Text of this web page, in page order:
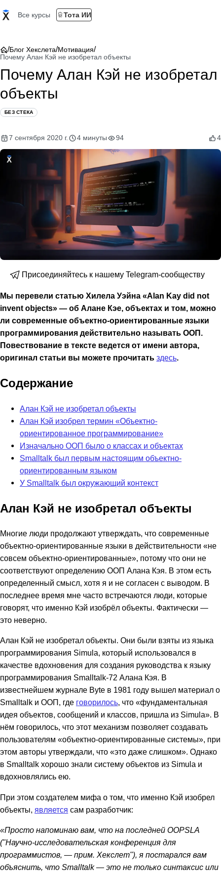
Все курсы Тота ИИ
/Блог Хекслета/Мотивация/
Почему Алан Кэй не изобретал объекты
Почему Алан Кэй не изобретал
объекты
БЕЗ СТЕКА
7 сентября 2020 г. 4 минуты 94 4
Присоединяйтесь к нашему Telegram-сообществу
Мы перевели статью Хилела Уэйна «Alan Kay did not
invent objects» — об Алане Кэе, объектах и том, можно
ли современные объектно-ориентированные языки
программирования действительно называть ООП.
Повествование в тексте ведется от имени автора,
оригинал статьи вы можете прочитать здесь.
Содержание
Алан Кэй не изобретал объекты
Алан Кэй изобрел термин «Объектно-
ориентированное программирование»
Изначально ООП было о классах и объектах
Smalltalk был первым настоящим объектно-
ориентированным языком
У Smalltalk был окружающий контекст
Алан Кэй не изобретал объекты
Многие люди продолжают утверждать, что современные
объектно-ориентированные языки в действительности «не
совсем объектно-ориентированные», потому что они не
соответствуют определению ООП Алана Кэя. В этом есть
определенный смысл, хотя я и не согласен с выводом. В
последнее время мне часто встречаются люди, которые
говорят, что именно Кэй изобрёл объекты. Фактически —
это неверно.
Алан Кэй не изобретал объекты. Они были взяты из языка
программирования Simula, который использовался в
качестве вдохновения для создания руководства к языку
программирования Smalltalk-72 Алана Кэя. В
известнейшем журнале Byte в 1981 году вышел материал о
Smalltalk и ООП, где говорилось, что «фундаментальная
идея объектов, сообщений и классов, пришла из Simula». В
нём говорилось, что этот механизм позволяет создавать
пользователям «объектно-ориентированные системы», при
этом авторы утверждали, что «это даже слишком». Однако
в Smalltalk хорошо знали систему объектов из Simula и
вдохновлялись ею.
При этом создателем мифа о том, что именно Кэй изобрел
объекты, является сам разработчик:
«Просто напоминаю вам, что на последней OOPSLA
("Научно-исследовательская конференция для
программистов, — прим. Хекслет"), я постарался вам
объяснить, что Smalltalk — это не только синтаксис или